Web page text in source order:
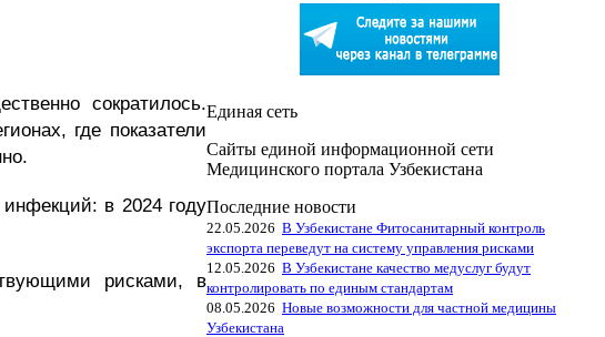
сократилось.
где показатели
в 2024 году
рисками, в
Единая сеть
Сайты единой информационной сети
Медицинского портала Узбекистана
Последние новости
22.05.2026 В Узбекистане Фитосанитарный контроль
экспорта переведут на систему управления рисками
12.05.2026 В Узбекистане качество медуслуг будут
контролировать по единым стандартам
08.05.2026 Новые возможности для частной медицины
Узбекистана